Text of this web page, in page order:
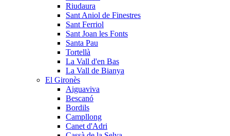
Riudaura
Sant Aniol de Finestres
Sant Ferriol
Sant Joan les Fonts
Santa Pau
Tortellà
La Vall d'en Bas
La Vall de Bianya
El Gironès
Aiguaviva
Bescanó
Bordils
Campllong
Canet d'Adri